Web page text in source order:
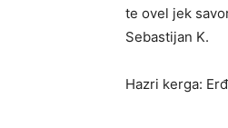
te ovel jek
Sebastijan K.
Hazri kerga: